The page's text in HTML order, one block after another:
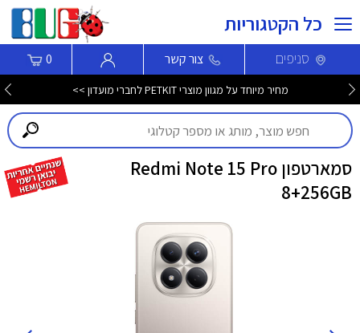
כל הקטגוריות
סניפים צור קשר 0
מחיר מיוחד על מגוון מוצרי PETKIT לחברי מועדון >>
סמארטפון Redmi Note 15 Pro
8+256GB